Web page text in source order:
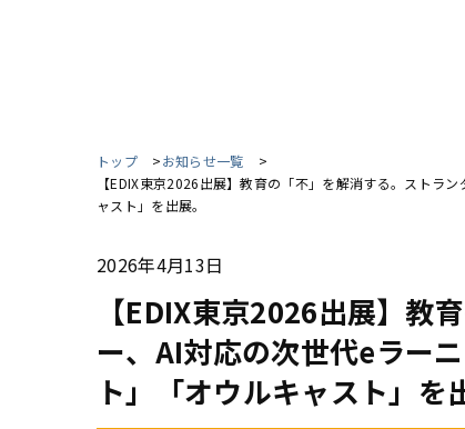
トップ
お知らせ一覧
【EDIX東京2026出展】教育の「不」を解消する。ストラ
ャスト」を出展。
2026年4月13日
【EDIX東京2026出展】教
ー、AI対応の次世代eラー
ト」「オウルキャスト」を